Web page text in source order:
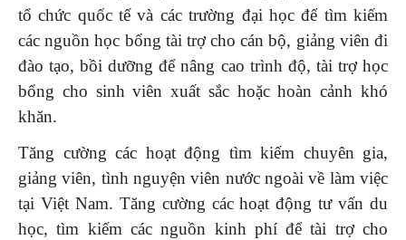
tổ chức quốc tế và các trường đại học để tìm kiếm
các nguồn học bổng tài trợ cho cán bộ, giảng viên đi
đào tạo, bồi dưỡng để nâng cao trình độ, tài trợ học
bổng cho sinh viên xuất sắc hoặc hoàn cảnh khó
khăn.
Tăng cường các hoạt động tìm kiếm chuyên gia,
giảng viên, tình nguyện viên nước ngoài về làm việc
tại Việt Nam. Tăng cường các hoạt động tư vấn du
học, tìm kiếm các nguồn kinh phí để tài trợ cho